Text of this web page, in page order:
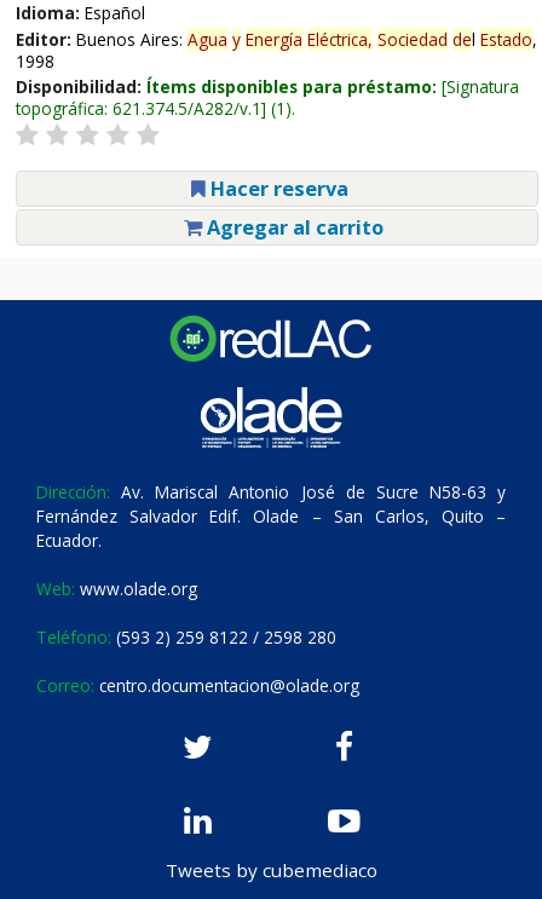
Idioma: Español
Editor: Buenos Aires: Agua y Energía Eléctrica, Sociedad del Estado,
1998
Disponibilidad: Ítems disponibles para préstamo: Signatura
topográfica: 621.374.5/A282/v.1 (1).
Hacer reserva
Agregar al carrito
Dirección: Av. Mariscal Antonio José de Sucre N58-63 y
Fernández Salvador Edif. Olade – San Carlos, Quito –
Ecuador.
Web: www.olade.org
Teléfono: (593 2) 259 8122 / 2598 280
Correo: centro.documentacion@olade.org
Tweets by cubemediaco